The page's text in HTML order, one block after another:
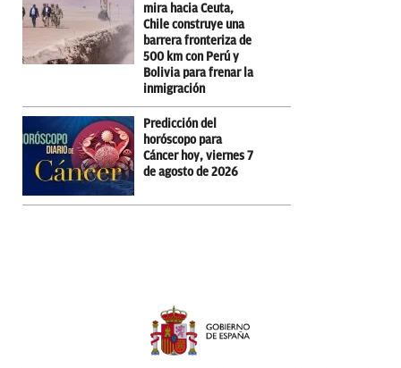
mira hacia Ceuta,
Chile construye una
barrera fronteriza de
500 km con Perú y
Bolivia para frenar la
inmigración
Predicción del
horóscopo para
Cáncer hoy, viernes 7
de agosto de 2026